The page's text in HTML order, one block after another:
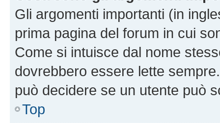
Gli argomenti importanti (in
prima pagina del forum in cui
Come si intuisce dal nome
dovrebbero essere lette
può decidere se un utente può
Top